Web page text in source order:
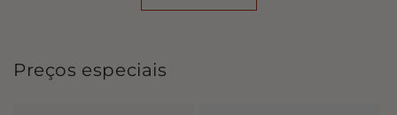
Preços especiais